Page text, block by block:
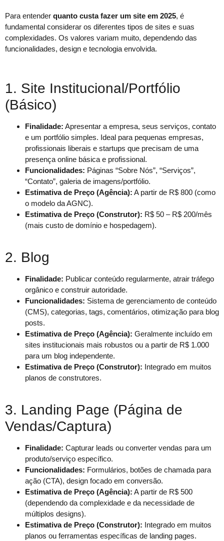
Para entender quanto custa fazer um site em 2025, é
fundamental considerar os diferentes tipos de sites e suas
complexidades. Os valores variam muito, dependendo das
funcionalidades, design e tecnologia envolvida.
1. Site Institucional/Portfólio
(Básico)
Finalidade: Apresentar a empresa, seus serviços, contato
e um portfólio simples. Ideal para pequenas empresas,
profissionais liberais e startups que precisam de uma
presença online básica e profissional.
Funcionalidades: Páginas “Sobre Nós”, “Serviços”,
“Contato”, galeria de imagens/portfólio.
Estimativa de Preço (Agência): A partir de R$ 800 (como
o modelo da AGNC).
Estimativa de Preço (Construtor): R$ 50 – R$ 200/mês
(mais custo de domínio e hospedagem).
2. Blog
Finalidade: Publicar conteúdo regularmente, atrair tráfego
orgânico e construir autoridade.
Funcionalidades: Sistema de gerenciamento de conteúdo
(CMS), categorias, tags, comentários, otimização para blog
posts.
Estimativa de Preço (Agência): Geralmente incluído em
sites institucionais mais robustos ou a partir de R$ 1.000
para um blog independente.
Estimativa de Preço (Construtor): Integrado em muitos
planos de construtores.
3. Landing Page (Página de
Vendas/Captura)
Finalidade: Capturar leads ou converter vendas para um
produto/serviço específico.
Funcionalidades: Formulários, botões de chamada para
ação (CTA), design focado em conversão.
Estimativa de Preço (Agência): A partir de R$ 500
(dependendo da complexidade e da necessidade de
múltiplos designs).
Estimativa de Preço (Construtor): Integrado em muitos
planos ou ferramentas específicas de landing pages.